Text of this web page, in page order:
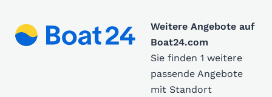
Weitere Angebote auf
Boat24.com
Sie finden 1 weitere
passende Angebote
mit Standort